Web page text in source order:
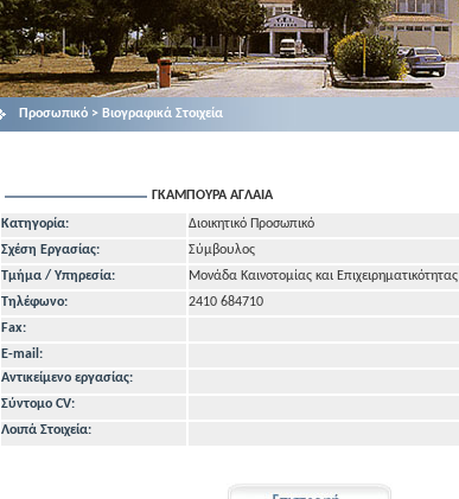
Προσωπικό > Βιογραφικά Στοιχεία
ΓΚΑΜΠΟΥΡΑ ΑΓΛΑΙΑ
Κατηγορία:
Διοικητικό Προσωπικό
Σχέση Εργασίας:
Σύμβουλος
Τμήμα / Υπηρεσία:
Μονάδα Καινοτομίας και Επιχειρηματικότητας
Τηλέφωνo:
2410 684710
Fax:
E-mail:
Αντικείμενο εργασίας:
Σύντομο CV:
Λοιπά Στοιχεία: